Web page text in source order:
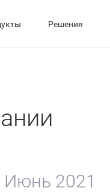
Решения
Июнь 2021